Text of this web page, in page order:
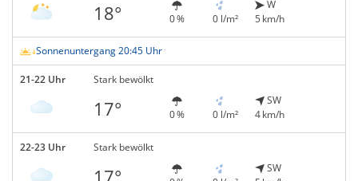
18° 0 % 0 l/m²
W
5 km/h
Sonnenuntergang 20:45 Uhr
21-22 Uhr Stark bewölkt
17° 0 % 0 l/m²
SW
4 km/h
22-23 Uhr Stark bewölkt
SW